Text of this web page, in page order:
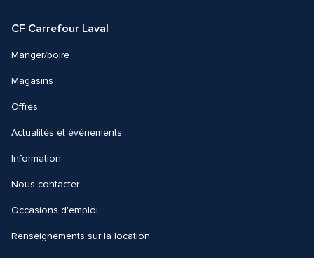
CF Carrefour Laval
Manger/boire
Magasins
Offres
Actualités et événements
Information
Nous contacter
Occasions d'emploi
Renseignements sur la location